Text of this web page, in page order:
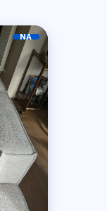
NA